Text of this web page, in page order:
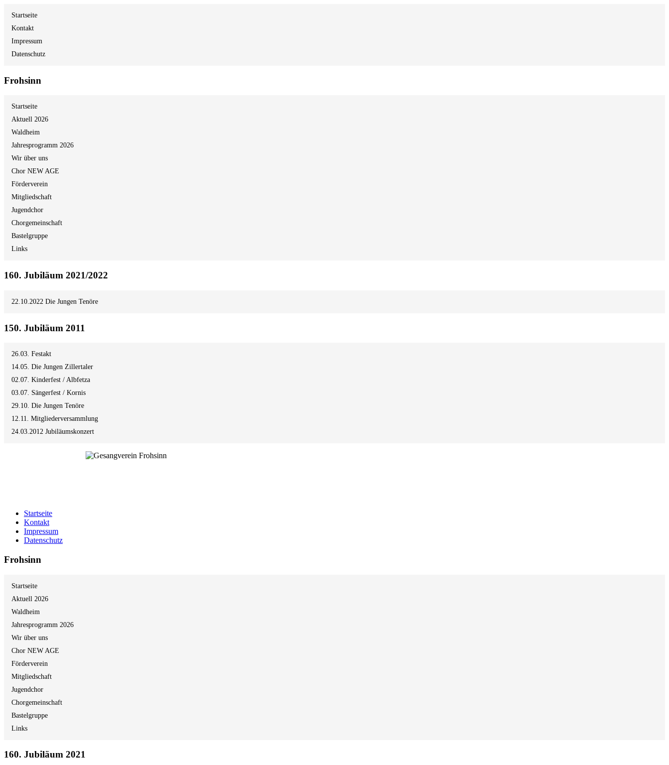
Startseite
Kontakt
Impressum
Datenschutz
Frohsinn
Startseite
Aktuell 2026
Waldheim
Jahresprogramm 2026
Wir über uns
Chor NEW AGE
Förderverein
Mitgliedschaft
Jugendchor
Chorgemeinschaft
Bastelgruppe
Links
160. Jubiläum 2021/2022
22.10.2022 Die Jungen Tenöre
150. Jubiläum 2011
26.03. Festakt
14.05. Die Jungen Zillertaler
02.07. Kinderfest / Albfetza
03.07. Sängerfest / Kornis
29.10. Die Jungen Tenöre
12.11. Mitgliederversammlung
24.03.2012 Jubiläumskonzert
Startseite
Kontakt
Impressum
Datenschutz
Frohsinn
Startseite
Aktuell 2026
Waldheim
Jahresprogramm 2026
Wir über uns
Chor NEW AGE
Förderverein
Mitgliedschaft
Jugendchor
Chorgemeinschaft
Bastelgruppe
Links
160. Jubiläum 2021